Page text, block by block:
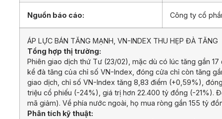
Nguồn báo cáo: Công ty cổ
ÁP LỰC BÁN TĂNG MẠNH, VN-INDEX THU HẸP ĐÀ TĂNG
Tổng hợp thị trường:
Phiên giao dịch thứ Tư (23/02), mặc dù có lúc tăng gần
kể đà tăng của chỉ số VN-Index, đóng cửa chỉ còn tăng
giao dịch, chỉ số VN-Index tăng 8,83 điểm (+0,59%),
triệu cổ phiếu (-24%), giá trị hơn 22.400 tỷ đồng (-21%).
mã giảm). Về phía nước ngoài, họ mua ròng gần 155 tỷ
Phân tích kỹ thuật: